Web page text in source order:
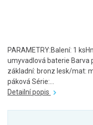
PARAMETRY:Balení: 1
umyvadlová baterie Barva
základní: bronz lesk/mat:
páková Série:...
Detailní popis